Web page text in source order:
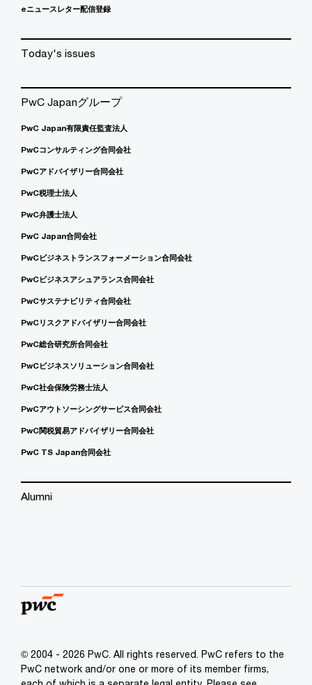
eニュースレター配信登録
Today's issues
PwC Japanグループ
PwC Japan有限責任監査法人
PwCコンサルティング合同会社
PwCアドバイザリー合同会社
PwC税理士法人
PwC弁護士法人
PwC Japan合同会社
PwCビジネストランスフォーメーション合同会社
PwCビジネスアシュアランス合同会社
PwCサステナビリティ合同会社
PwCリスクアドバイザリー合同会社
PwC総合研究所合同会社
PwCビジネスソリューション合同会社
PwC社会保険労務士法人
PwCアウトソーシングサービス合同会社
PwC関税貿易アドバイザリー合同会社
PwC TS Japan合同会社
Alumni
© 2004 - 2026 PwC. All rights reserved. PwC refers to the
PwC network and/or one or more of its member firms,